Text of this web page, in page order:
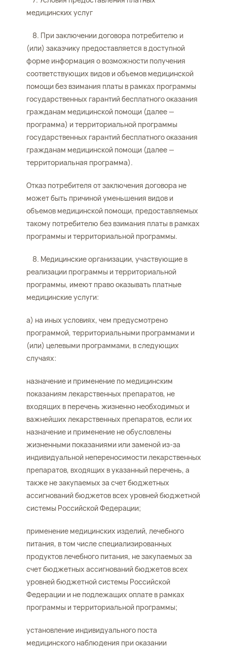
медицинских услуг
8. При заключении договора потребителю и
(или) заказчику предоставляется в доступной
форме информация о возможности получения
соответствующих видов и объемов медицинской
помощи без взимания платы в рамках программы
государственных гарантий бесплатного оказания
гражданам медицинской помощи (далее —
программа) и территориальной программы
государственных гарантий бесплатного оказания
гражданам медицинской помощи (далее —
территориальная программа).
Отказ потребителя от заключения договора не
может быть причиной уменьшения видов и
объемов медицинской помощи, предоставляемых
такому потребителю без взимания платы в рамках
программы и территориальной программы.
8. Медицинские организации, участвующие в
реализации программы и территориальной
программы, имеют право оказывать платные
медицинские услуги:
а) на иных условиях, чем предусмотрено
программой, территориальными программами и
(или) целевыми программами, в следующих
случаях:
назначение и применение по медицинским
показаниям лекарственных препаратов, не
входящих в перечень жизненно необходимых и
важнейших лекарственных препаратов, если их
назначение и применение не обусловлены
жизненными показаниями или заменой из-за
индивидуальной непереносимости лекарственных
препаратов, входящих в указанный перечень, а
также не закупаемых за счет бюджетных
ассигнований бюджетов всех уровней бюджетной
системы Российской Федерации;
применение медицинских изделий, лечебного
питания, в том числе специализированных
продуктов лечебного питания, не закупаемых за
счет бюджетных ассигнований бюджетов всех
уровней бюджетной системы Российской
Федерации и не подлежащих оплате в рамках
программы и территориальной программы;
установление индивидуального поста
медицинского наблюдения при оказании